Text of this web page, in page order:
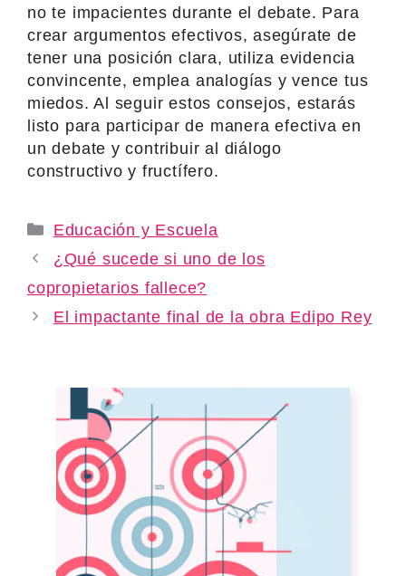
no te impacientes durante el debate. Para
crear argumentos efectivos, asegúrate de
tener una posición clara, utiliza evidencia
convincente, emplea analogías y vence tus
miedos. Al seguir estos consejos, estarás
listo para participar de manera efectiva en
un debate y contribuir al diálogo
constructivo y fructífero.
Categories
Educación y Escuela
¿Qué sucede si uno de los
copropietarios fallece?
El impactante final de la obra Edipo Rey